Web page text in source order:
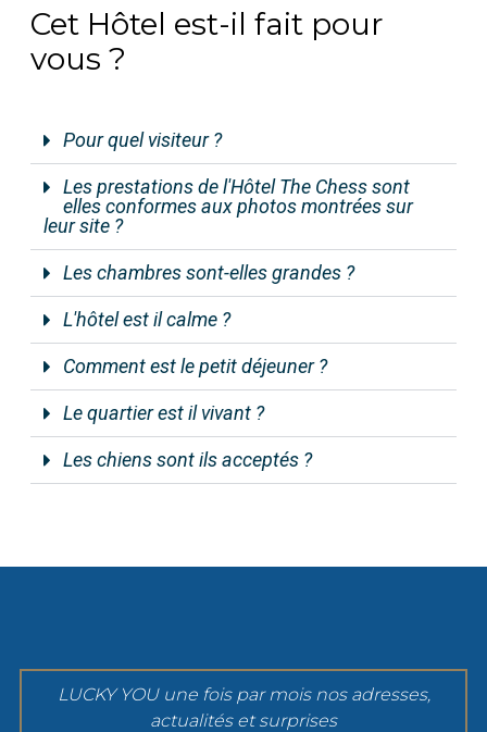
Cet Hôtel est-il fait pour
vous ?
Pour quel visiteur ?
Les prestations de l'Hôtel The Chess sont
elles conformes aux photos montrées sur
leur site ?
Les chambres sont-elles grandes ?
L'hôtel est il calme ?
Comment est le petit déjeuner ?
Le quartier est il vivant ?
Les chiens sont ils acceptés ?
LUCKY YOU une fois par mois nos adresses,
actualités et surprises